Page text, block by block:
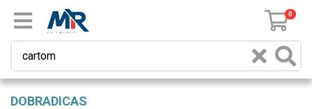
0
DOBRADICAS